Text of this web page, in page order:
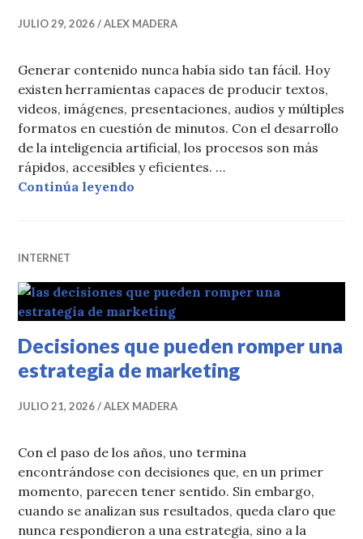
JULIO 29, 2026 ALEX MADERA
Generar contenido nunca había sido tan fácil. Hoy
existen herramientas capaces de producir textos,
videos, imágenes, presentaciones, audios y múltiples
formatos en cuestión de minutos. Con el desarrollo
de la inteligencia artificial, los procesos son más
rápidos, accesibles y eficientes. …
Continúa leyendo
INTERNET
Decisiones que pueden romper una
estrategia de marketing
JULIO 21, 2026 ALEX MADERA
Con el paso de los años, uno termina
encontrándose con decisiones que, en un primer
momento, parecen tener sentido. Sin embargo,
cuando se analizan sus resultados, queda claro que
nunca respondieron a una estrategia, sino a la